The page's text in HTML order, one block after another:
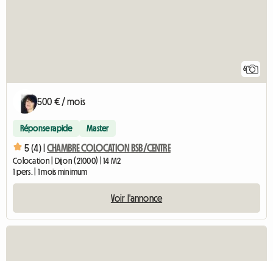
6
500 € / mois
Réponse rapide Master
5 (4) | CHAMBRE COLOCATION BSB/CENTRE
Colocation | Dijon (21000) | 14 M2
1 pers. | 1 mois minimum
Voir l'annonce